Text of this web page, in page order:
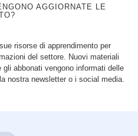
AGGIORNATE LE
risorse di apprendimento per
del settore. Nuovi materiali
abbonati vengono informati delle
nostra newsletter o i social media.